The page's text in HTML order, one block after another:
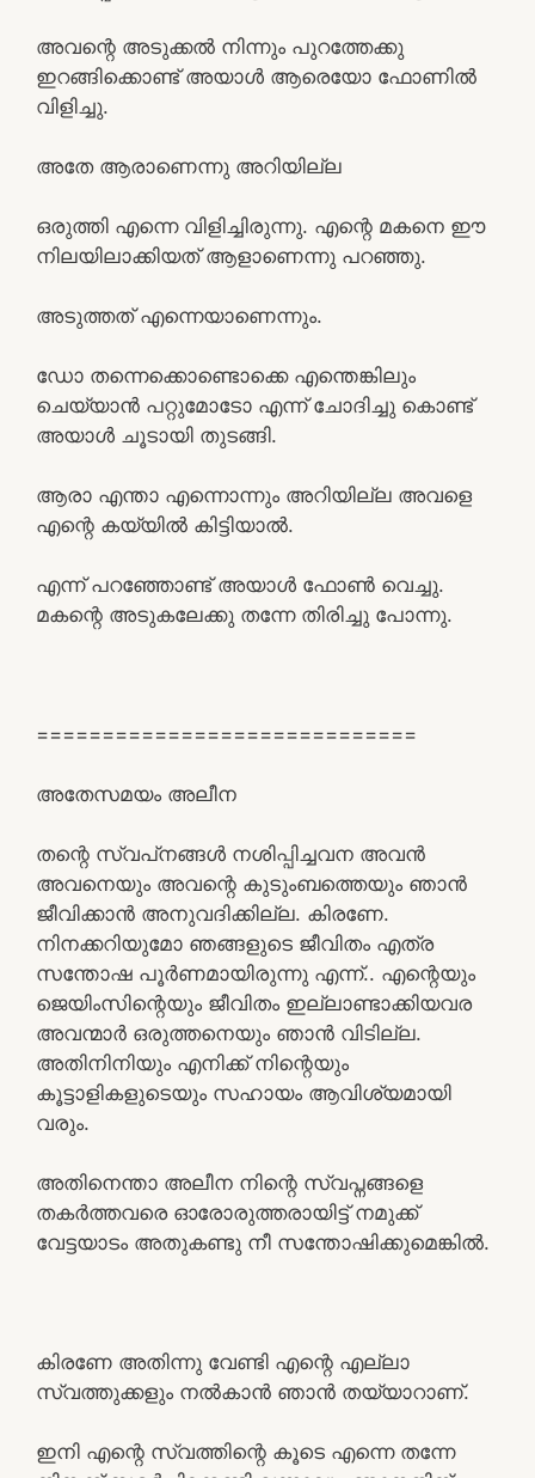
അവന്റെ അടുക്കൽ നിന്നും പുറത്തേക്കു
ഇറങ്ങിക്കൊണ്ട് അയാൾ ആരെയോ ഫോണിൽ
വിളിച്ചു.
അതേ ആരാണെന്നു അറിയില്ല
ഒരുത്തി എന്നെ വിളിച്ചിരുന്നു. എന്റെ മകനെ ഈ
നിലയിലാക്കിയത് ആളാണെന്നു പറഞ്ഞു.
അടുത്തത് എന്നെയാണെന്നും.
ഡോ തന്നെക്കൊണ്ടൊക്കെ എന്തെങ്കിലും
ചെയ്യാൻ പറ്റുമോടോ എന്ന് ചോദിച്ചു കൊണ്ട്
അയാൾ ചൂടായി തുടങ്ങി.
ആരാ എന്താ എന്നൊന്നും അറിയില്ല അവളെ
എന്റെ കയ്യിൽ കിട്ടിയാൽ.
എന്ന് പറഞ്ഞോണ്ട് അയാൾ ഫോൺ വെച്ചു.
മകന്റെ അടുകലേക്കു തന്നേ തിരിച്ചു പോന്നു.
=============================
അതേസമയം അലീന
തന്റെ സ്വപ്‌നങ്ങൾ നശിപ്പിച്ചവന അവൻ
അവനെയും അവന്റെ കുടുംബത്തെയും ഞാൻ
ജീവിക്കാൻ അനുവദിക്കില്ല. കിരണേ.
നിനക്കറിയുമോ ഞങ്ങളുടെ ജീവിതം എത്ര
സന്തോഷ പൂർണമായിരുന്നു എന്ന്.. എന്റെയും
ജെയിംസിന്റെയും ജീവിതം ഇല്ലാണ്ടാക്കിയവര
അവന്മാർ ഒരുത്തനെയും ഞാൻ വിടില്ല.
അതിനിനിയും എനിക്ക് നിന്റെയും
കൂട്ടാളികളുടെയും സഹായം ആവിശ്യമായി
വരും.
അതിനെന്താ അലീന നിന്റെ സ്വപ്നങ്ങളെ
തകർത്തവരെ ഓരോരുത്തരായിട്ട് നമുക്ക്
വേട്ടയാടം അതുകണ്ടു നീ സന്തോഷിക്കുമെങ്കിൽ.
കിരണേ അതിന്നു വേണ്ടി എന്റെ എല്ലാ
സ്വത്തുക്കളും നൽകാൻ ഞാൻ തയ്യാറാണ്.
ഇനി എന്റെ സ്വത്തിന്റെ കൂടെ എന്നെ തന്നേ